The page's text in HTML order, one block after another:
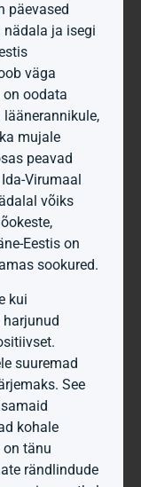
päevased
ja isegi
väga
oodata
mujale
peavad
Virumaal
võiks
Eestis on
sookured.
kui
suuremad
See
kohale
tänu
rändlindude